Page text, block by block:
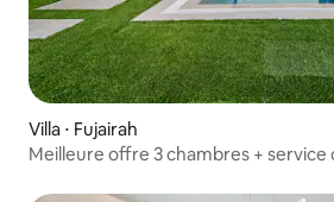
Villa ⋅ Fujairah
Meilleure offre 3 chambres + service